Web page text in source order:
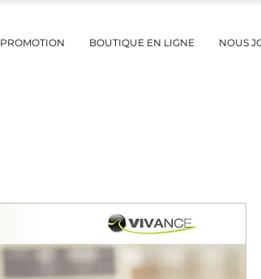
PROMOTION BOUTIQUE EN LIGNE NOUS